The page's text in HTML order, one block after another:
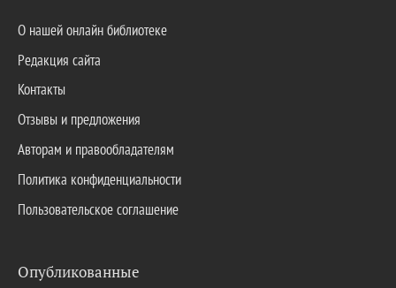
О нашей онлайн библиотеке
Редакция сайта
Контакты
Отзывы и предложения
Авторам и правообладателям
Политика конфиденциальности
Пользовательское соглашение
Опубликованные